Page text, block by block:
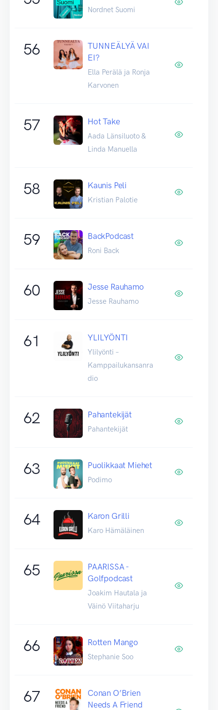
Nordnet Suomi
56
TUNNEÄLYÄ VAI
EI?
Ella Perälä ja Ronja
Karvonen
57 Hot Take
Aada Länsiluoto &
Linda Manuella
58 Kaunis Peli
Kristian Palotie
59 BackPodcast
Roni Back
60 Jesse Rauhamo
Jesse Rauhamo
61 YLILYÖNTI
Ylilyönti –
Kamppailukansanra
dio
62 Pahantekijät
Pahantekijät
63 Puolikkaat Miehet
Podimo
64 Karon Grilli
Karo Hämäläinen
65
PAARISSA -
Golfpodcast
Joakim Hautala ja
Väinö Viitaharju
66 Rotten Mango
Stephanie Soo
67
Conan O’Brien
Needs A Friend